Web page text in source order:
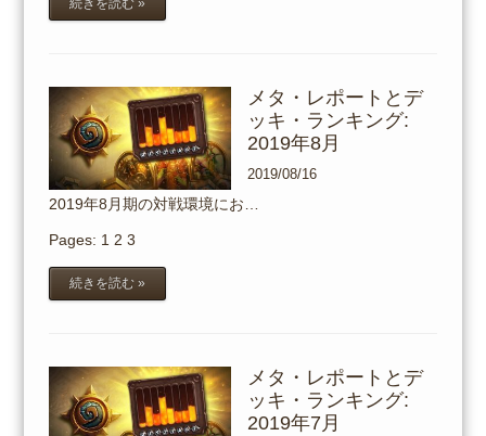
続きを読む »
メタ・レポートとデ
ッキ・ランキング:
2019年8月
2019/08/16
2019年8月期の対戦環境にお…
Pages: 1 2 3
続きを読む »
メタ・レポートとデ
ッキ・ランキング:
2019年7月